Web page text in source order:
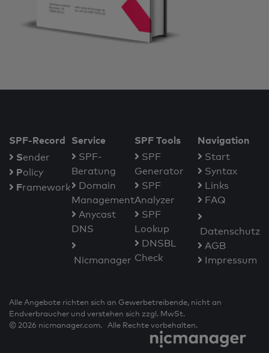
SPF-Record
Sender
Policy
Framework
Service
SPF-
Beratung
Domain
Management
Anycast
DNS
Nicmanager
SPF Tools
SPF
Generator
SPF
Analyzer
SPF
Lookup
DNSBL
Check
Navigation
Start
Syntax
Links
FAQ
Datenschutz
AGB
Impressum
Alle Angebote richten sich an Gewerbetreibende, nicht an
Endverbraucher und verstehen sich zzgl. MwSt.
© 2026 nicmanager.com. Alle Rechte vorbehalten.